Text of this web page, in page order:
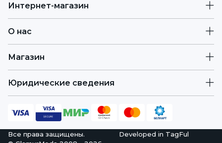
Интернет-магазин
О нас
Магазин
Юридические сведения
Все права защищены.
Developed in TagFul